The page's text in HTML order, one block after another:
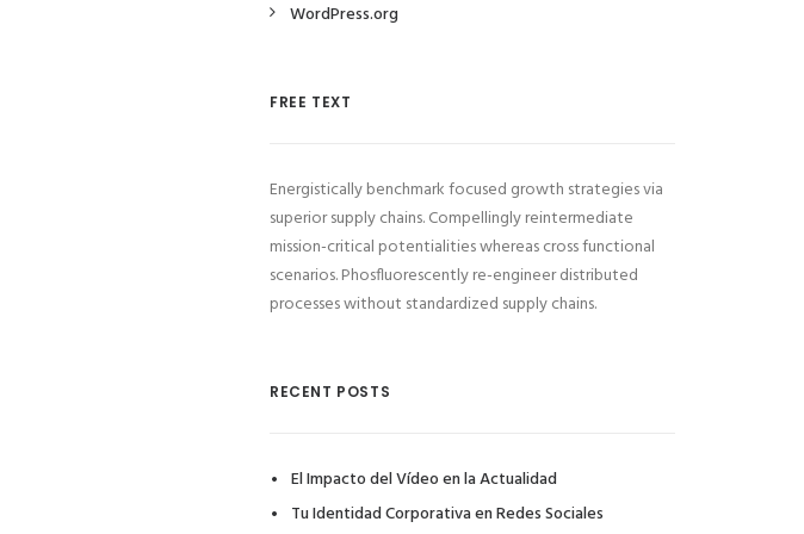
WordPress.org
FREE TEXT
Energistically benchmark focused growth strategies via
superior supply chains. Compellingly reintermediate
mission-critical potentialities whereas cross functional
scenarios. Phosfluorescently re-engineer distributed
processes without standardized supply chains.
RECENT POSTS
El Impacto del Vídeo en la Actualidad
Tu Identidad Corporativa en Redes Sociales